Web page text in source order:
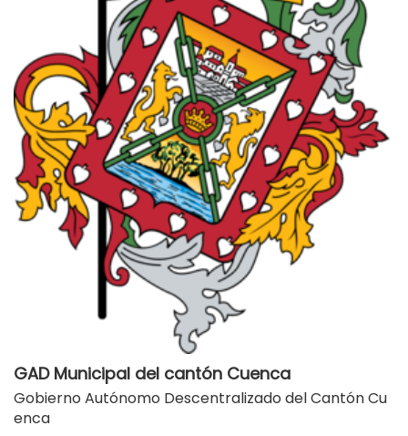
GAD Municipal del cantón Cuenca
Gobierno Autónomo Descentralizado del Cantón Cu
enca